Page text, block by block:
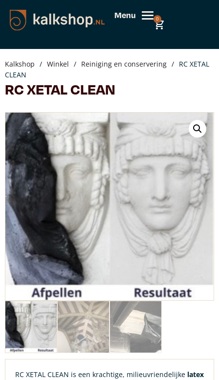
Menu 0
Kalkshop / Winkel / Reiniging en conservering / RC XETAL
CLEAN
RC XETAL CLEAN
RC XETAL CLEAN is een krachtige, milieuvriendelijke latex